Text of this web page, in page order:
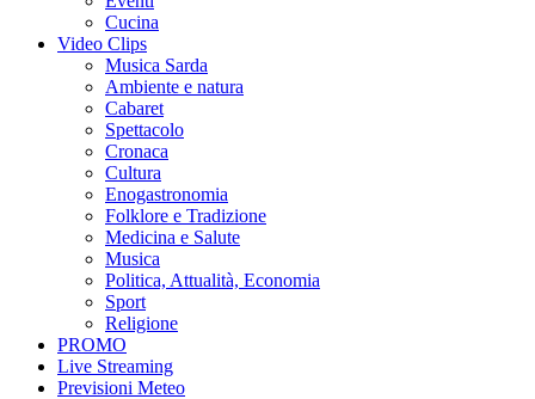
Cucina
Video Clips
Musica Sarda
Ambiente e natura
Cabaret
Spettacolo
Cronaca
Cultura
Enogastronomia
Folklore e Tradizione
Medicina e Salute
Musica
Politica, Attualità, Economia
Sport
Religione
PROMO
Live Streaming
Previsioni Meteo